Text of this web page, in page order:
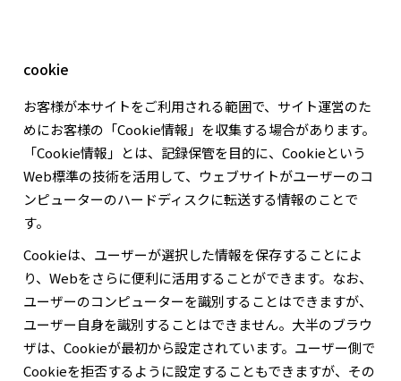
cookie
お客様が本サイトをご利用される範囲で、サイト運営のた
めにお客様の「Cookie情報」を収集する場合があります。
「Cookie情報」とは、記録保管を目的に、Cookieという
Web標準の技術を活用して、ウェブサイトがユーザーのコ
ンピューターのハードディスクに転送する情報のことで
す。
Cookieは、ユーザーが選択した情報を保存することによ
り、Webをさらに便利に活用することができます。なお、
ユーザーのコンピューターを識別することはできますが、
ユーザー自身を識別することはできません。大半のブラウ
ザは、Cookieが最初から設定されています。ユーザー側で
Cookieを拒否するように設定することもできますが、その